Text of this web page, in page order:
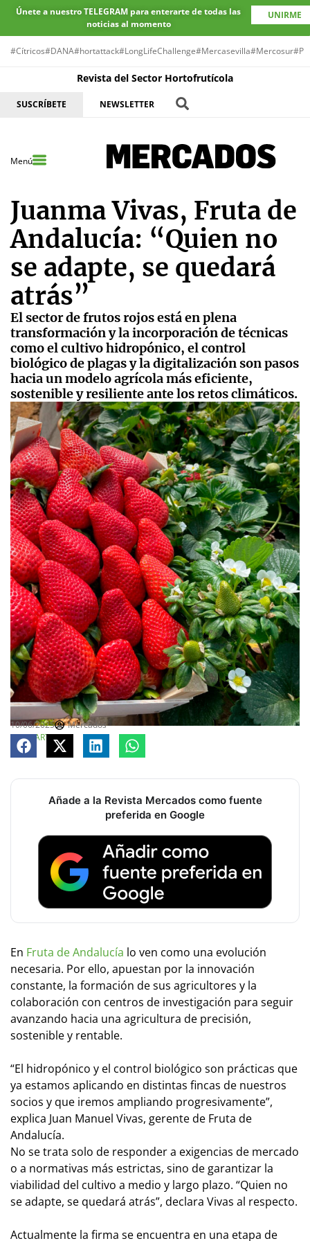
Únete a nuestro TELEGRAM para enterarte de todas las
noticias al momento
UNIRME
#Cítricos#DANA#hortattack#LongLifeChallenge#Mercasevilla#Mercosur
Revista del Sector Hortofrutícola
SUSCRÍBETE NEWSLETTER
Menú
Juanma Vivas, Fruta de
Andalucía: “Quien no
se adapte, se quedará
atrás”
El sector de frutos rojos está en plena
transformación y la incorporación de técnicas
como el cultivo hidropónico, el control
biológico de plagas y la digitalización son pasos
hacia un modelo agrícola más eficiente,
sostenible y resiliente ante los retos climáticos.
10/06/2025
Mercados
COMPARTE
Añade a la Revista Mercados como fuente
preferida en Google
En Fruta de Andalucía lo ven como una evolución
necesaria. Por ello, apuestan por la innovación
constante, la formación de sus agricultores y la
colaboración con centros de investigación para seguir
avanzando hacia una agricultura de precisión,
sostenible y rentable.
“El hidropónico y el control biológico son prácticas que
ya estamos aplicando en distintas fincas de nuestros
socios y que iremos ampliando progresivamente”,
explica Juan Manuel Vivas, gerente de Fruta de
Andalucía.
No se trata solo de responder a exigencias de mercado
o a normativas más estrictas, sino de garantizar la
viabilidad del cultivo a medio y largo plazo. “Quien no
se adapte, se quedará atrás”, declara Vivas al respecto.
Actualmente la firma se encuentra en una etapa de